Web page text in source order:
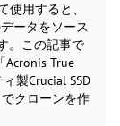
使用すると、
ータをソース
。この記事で
Acronis True
製Crucial SSD
クローンを作